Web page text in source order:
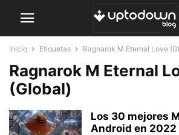
Inicio Etiquetas Ragnarok M Eternal Love
Ragnarok M Eternal
(Global)
Los 30 mejores
Android en 2022